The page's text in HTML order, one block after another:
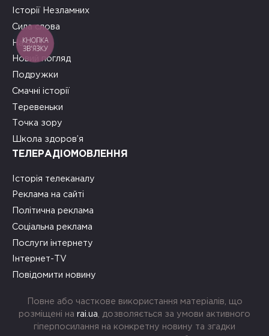
Історії Незламних
Сила слова
На часі
Новий погляд
Подружки
Смачні історії
Теревеньки
Точка зору
Школа здоров’я
ТЕЛЕРАДІОМОВЛЕННЯ
Історія телеканалу
Реклама на сайті
Політична реклама
Соціальна реклама
Послуги інтернету
Інтернет-TV
Повідомити новину
Повне або часткове використання матеріалів, що
розміщені на rai.ua , дозволяється за умови активного
гіперпосилання на конкретну новину та згадки
КНОПКА
ЗВ'ЯЗКУ